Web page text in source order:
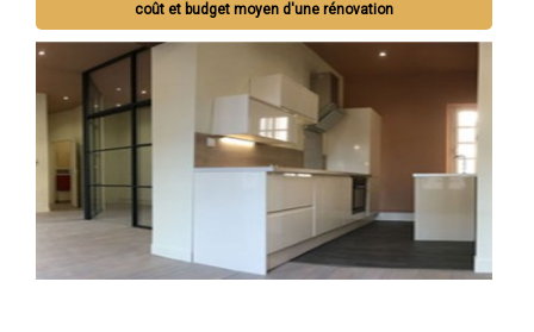
coût et budget moyen d'une rénovation